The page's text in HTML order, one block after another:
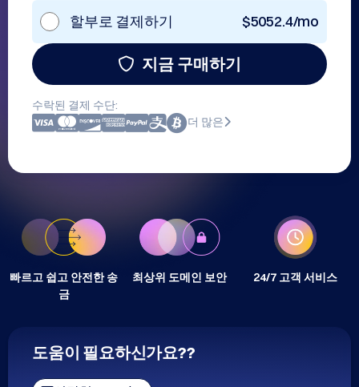
할부로 결제하기 $5052.4/mo
지금 구매하기
수락된 결제 수단:
더 많은
빠르고 쉽고 안전한 송
금
최상위 도메인 보안 24/7 고객 서비스
도움이 필요하신가요??